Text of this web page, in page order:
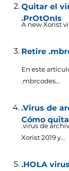
Quitar el
.PrOtOnIs
A new Xorist
Retire
En este
.mbrcodes...
.Virus de
Cómo
.virus de
Xorist 2019 y...
.HOLA